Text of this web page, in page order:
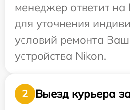
менеджер ответит
для уточнения
условий ремонта
устройства Nikon.
2
Выезд курьера